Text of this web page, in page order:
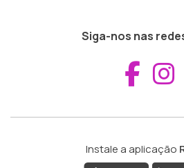
Siga-nos nas
Instale a aplicação